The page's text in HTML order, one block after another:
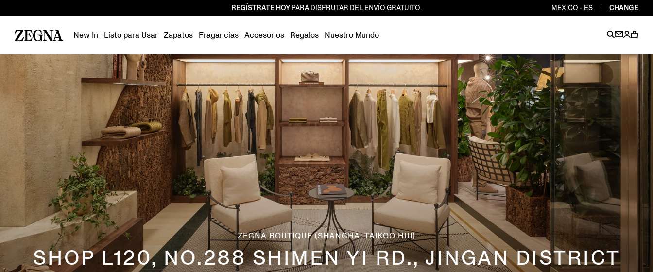
Luxembourg EN
Netherlands EN
Poland
Portugal
Romania
Slovakia
Slovenia
Spain EN
Sweden
Switzerland DE
Turkey
United Kingdom
REGÍSTRATE HOYPARA DISFRUTAR DEL ENVÍO GRATUITO. MEXICO - ES CHANGE
New In Listo para Usar Zapatos Fragancias Accesorios Regalos Nuestro Mundo
ZEGNA BOUTIQUE (SHANGHAI TAIKOO HUI)
SHOP L120, NO.288 SHIMEN YI RD., JINGAN DISTRICT